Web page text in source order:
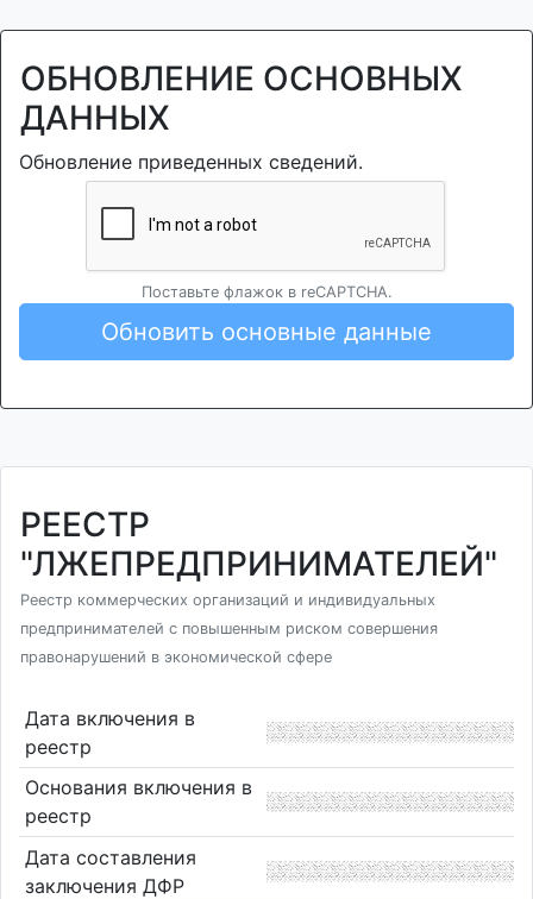
ОБНОВЛЕНИЕ ОСНОВНЫХ
ДАННЫХ
Обновление приведенных сведений.
Поставьте флажок в reCAPTCHA.
Обновить основные данные
РЕЕСТР
"ЛЖЕПРЕДПРИНИМАТЕЛЕЙ"
Реестр коммерческих организаций и индивидуальных
предпринимателей с повышенным риском совершения
правонарушений в экономической сфере
Дата включения в
реестр
Основания включения в
реестр
Дата составления
заключения ДФР